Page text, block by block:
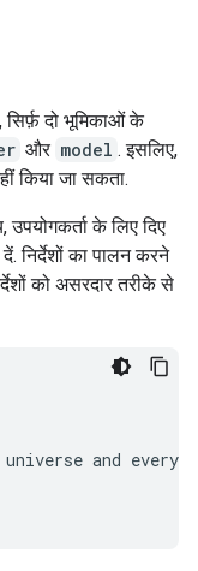
सिर्फ़ दो भूमिकाओं के
और model . इसलिए,
किया जा सकता.
के लिए दिए
निर्देशों का पालन करने
को असरदार तरीके से
and